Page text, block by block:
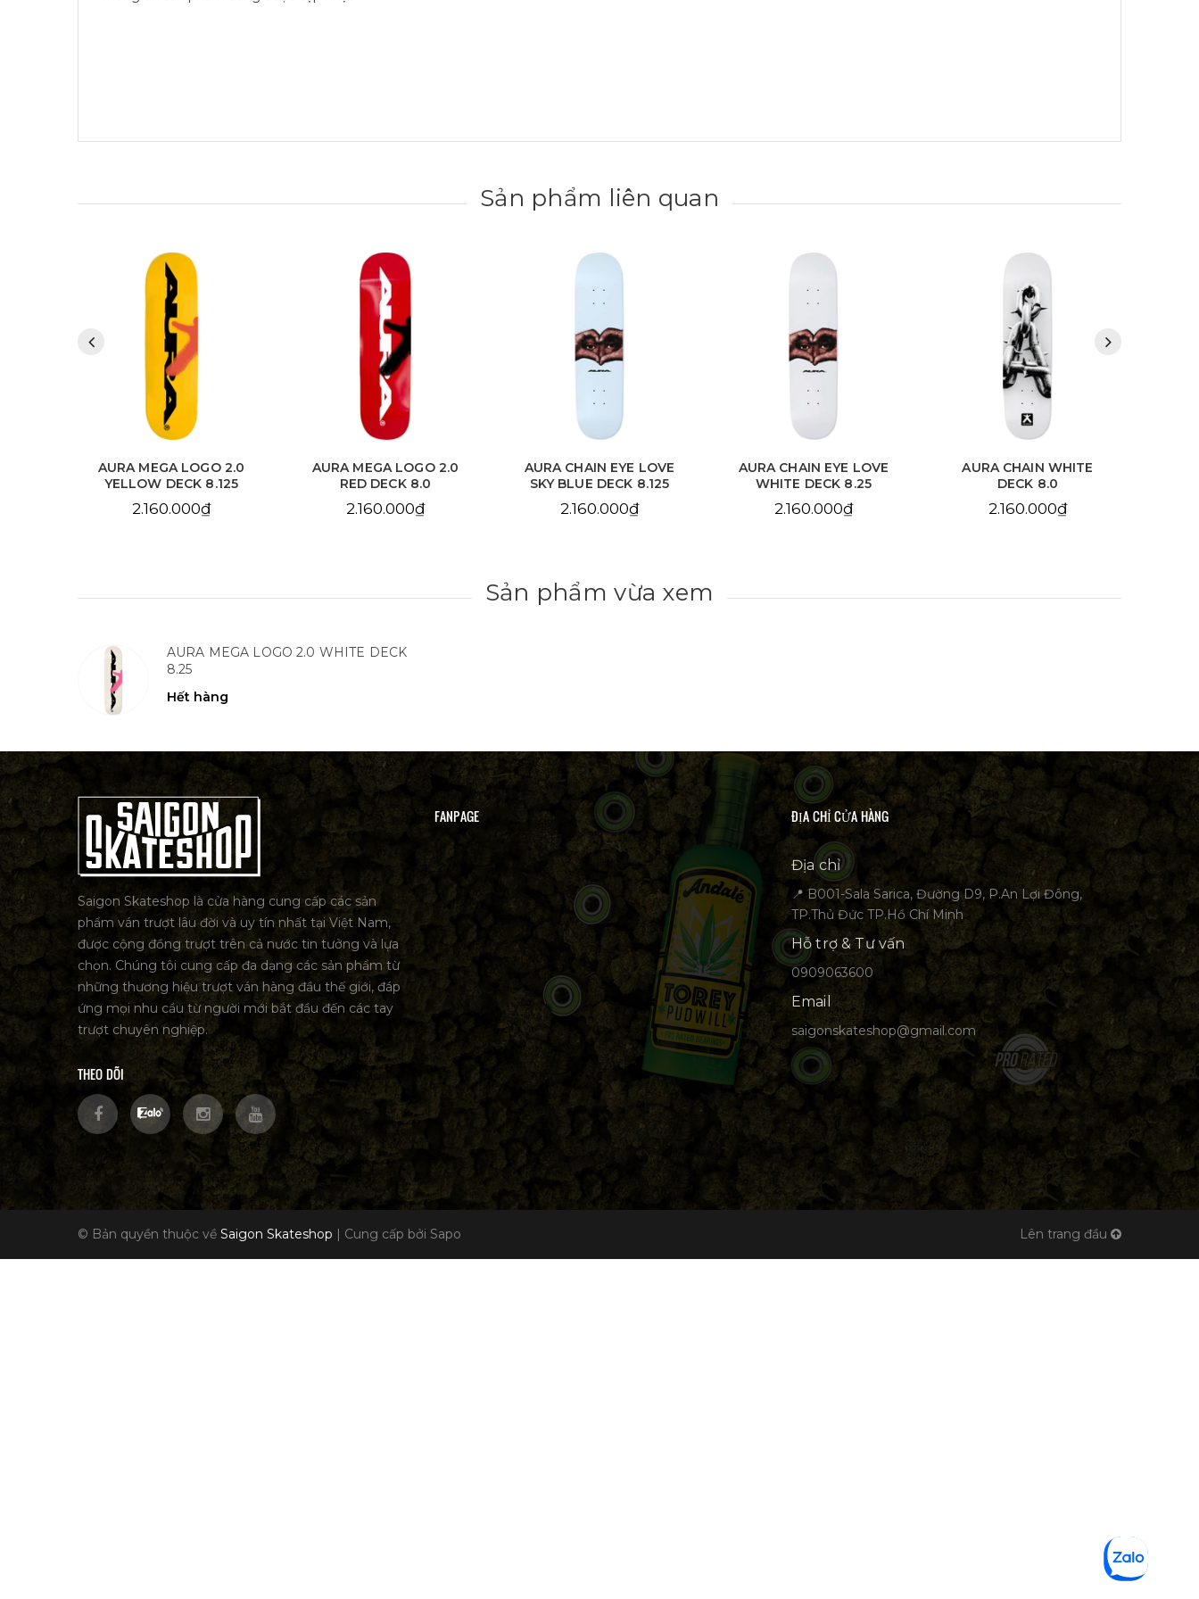
Sản phẩm liên quan
AURA MEGA LOGO 2.0
RED DECK 8.0
2.160.000₫
AURA CHAIN EYE LOVE
SKY BLUE DECK 8.125
2.160.000₫
AURA CHAIN EYE LOVE
WHITE DECK 8.25
2.160.000₫
AURA CHAIN WHITE
DECK 8.0
2.160.000₫
AURA CHAIN YELLOW
DECK 8.25
2.160.000₫
Sản phẩm vừa xem
AURA MEGA LOGO 2.0 WHITE DECK
8.25
Hết hàng
Saigon Skateshop là cửa hàng cung cấp các sản
phẩm ván trượt lâu đời và uy tín nhất tại Việt Nam,
được cộng đồng trượt trên cả nước tin tưởng và lựa
chọn. Chúng tôi cung cấp đa dạng các sản phẩm từ
những thương hiệu trượt ván hàng đầu thế giới, đáp
ứng mọi nhu cầu từ người mới bắt đầu đến các tay
trượt chuyên nghiệp.
THEO DÕI
FANPAGE ĐỊA CHỈ CỬA HÀNG
Địa chỉ
📍 B001-Sala Sarica, Đường D9, P.An Lợi Đông,
TP.Thủ Đức TP.Hồ Chí Minh
Hỗ trợ & Tư vấn
0909063600
Email
saigonskateshop@gmail.com
© Bản quyền thuộc về Saigon Skateshop | Cung cấp bởi Sapo Lên trang đầu